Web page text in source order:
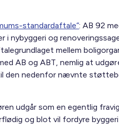
standardaftale”: AB 92
nybyggeri og
mellem
AB og ABT, nemlig at
den nedenfor nævnte
udgår som en egentlig
og blot vil fordyre